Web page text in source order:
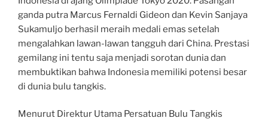
ganda putra Marcus Fernaldi Gideon dan Kevin Sanjaya
Sukamuljo berhasil meraih medali emas setelah
mengalahkan lawan-lawan tangguh dari China. Prestasi
gemilang ini tentu saja menjadi sorotan dunia dan
membuktikan bahwa Indonesia memiliki potensi besar
di dunia bulu tangkis.
Menurut Direktur Utama Persatuan Bulu Tangkis